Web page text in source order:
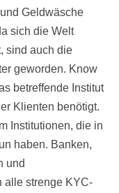
Geldwäsche
sich die Welt
sind auch die
geworden. Know
betreffende Institut
Klienten benötigt.
Institutionen, die in
haben. Banken,
und
alle strenge KYC-